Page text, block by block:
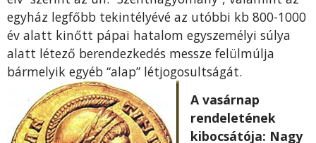
egyház legfőbb tekintélyévé az utóbbi kb 800-1000
év alatt kinőtt pápai hatalom egyszemélyi súlya
alatt létező berendezkedés messze felülmúlja
bármelyik egyéb “alap” létjogosultságát.
A vasárnap
rendeletének
kibocsátója: Nagy